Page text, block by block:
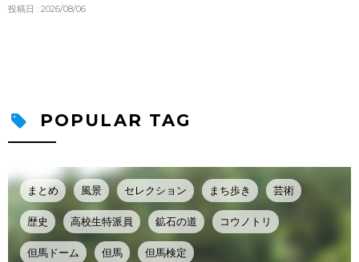
投稿日 : 2026/08/06
POPULAR TAG
まとめ 風景 セレクション まち歩き 芸術
歴史 高校生特派員 鉱石の道 コウノトリ
但馬ドーム 但馬 但馬検定